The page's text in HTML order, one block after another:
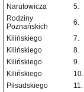
Narutowicza
5.
Rodziny
Poznańskich
6.
Kilińskiego 7.
Kilińskiego
8.
Kilińskiego
9.
Kilińskiego
10.
Piłsudskiego
11.